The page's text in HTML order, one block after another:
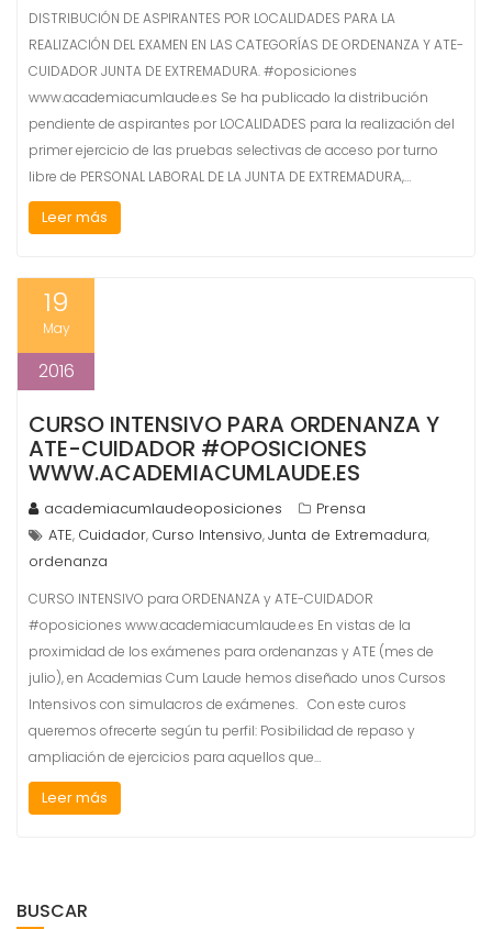
DISTRIBUCIÓN DE ASPIRANTES POR LOCALIDADES PARA LA
REALIZACIÓN DEL EXAMEN EN LAS CATEGORÍAS DE ORDENANZA Y ATE-
CUIDADOR JUNTA DE EXTREMADURA. #oposiciones
www.academiacumlaude.es Se ha publicado la distribución
pendiente de aspirantes por LOCALIDADES para la realización del
primer ejercicio de las pruebas selectivas de acceso por turno
libre de PERSONAL LABORAL DE LA JUNTA DE EXTREMADURA,…
Leer más
19
May
2016
CURSO INTENSIVO PARA ORDENANZA Y
ATE-CUIDADOR #OPOSICIONES
WWW.ACADEMIACUMLAUDE.ES
academiacumlaudeoposiciones
Prensa
ATE, Cuidador, Curso Intensivo,Junta de Extremadura,
ordenanza
CURSO INTENSIVO para ORDENANZA y ATE-CUIDADOR
#oposiciones www.academiacumlaude.es En vistas de la
proximidad de los exámenes para ordenanzas y ATE (mes de
julio), en Academias Cum Laude hemos diseñado unos Cursos
Intensivos con simulacros de exámenes. Con este curos
queremos ofrecerte según tu perfil: Posibilidad de repaso y
ampliación de ejercicios para aquellos que…
Leer más
BUSCAR